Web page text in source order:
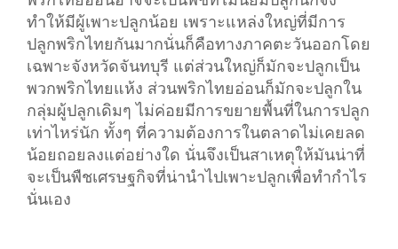
ทำให้มีผู้เพาะปลูกน้อย เพราะแหล่งใหญ่ที่มีการ
ปลูกพริกไทยกันมากนั่นก็คือทางภาคตะวันออกโดย
เฉพาะจังหวัดจันทบุรี แต่ส่วนใหญ่ก็มักจะปลูกเป็น
พวกพริกไทยแห้ง ส่วนพริกไทยอ่อนก็มักจะปลูกใน
กลุ่มผู้ปลูกเดิมๆ ไม่ค่อยมีการขยายพื้นที่ในการปลูก
เท่าไหร่นัก ทั้งๆ ที่ความต้องการในตลาดไม่เคยลด
น้อยถอยลงแต่อย่างใด นั่นจึงเป็นสาเหตุให้มันน่าที่
จะเป็นพืชเศรษฐกิจที่น่านำไปเพาะปลูกเพื่อทำกำไร
นั่นเอง